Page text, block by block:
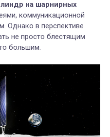
на шарнирных
коммуникационной
Однако в перспективе
не просто блестящим
большим.